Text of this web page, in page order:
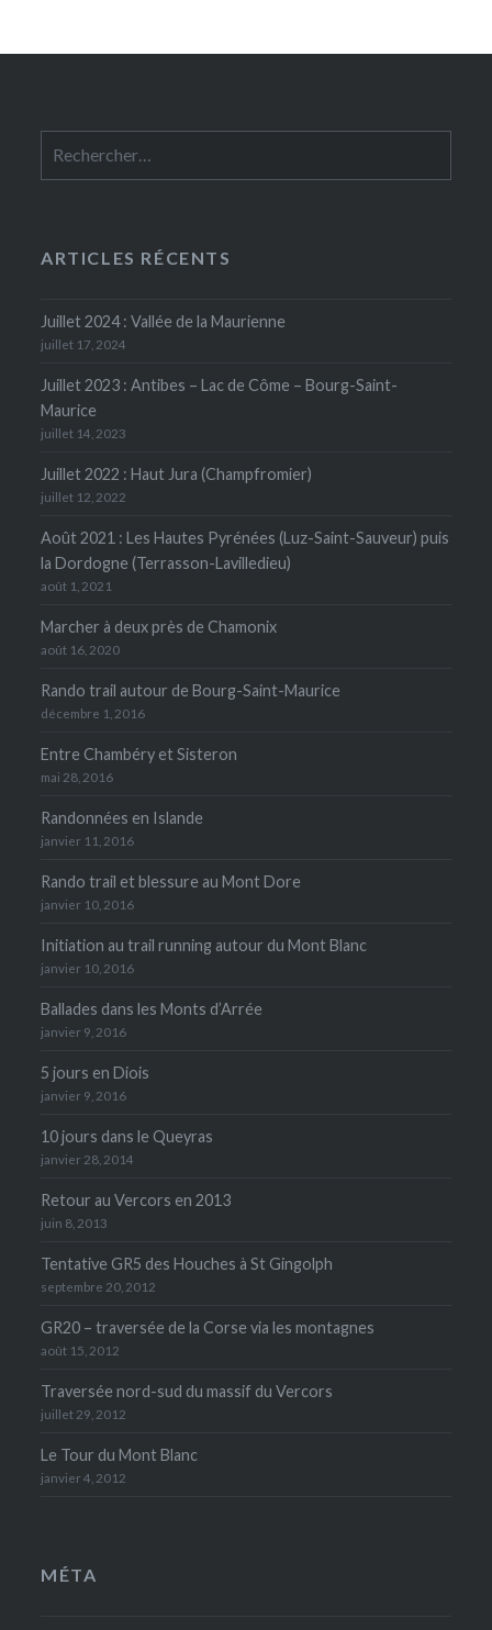
ARTICLES RÉCENTS
Juillet 2024 : Vallée de la Maurienne
juillet 17, 2024
Juillet 2023 : Antibes – Lac de Côme – Bourg-Saint-
Maurice
juillet 14, 2023
Juillet 2022 : Haut Jura (Champfromier)
juillet 12, 2022
Août 2021 : Les Hautes Pyrénées (Luz-Saint-Sauveur) puis
la Dordogne (Terrasson-Lavilledieu)
août 1, 2021
Marcher à deux près de Chamonix
août 16, 2020
Rando trail autour de Bourg-Saint-Maurice
décembre 1, 2016
Entre Chambéry et Sisteron
mai 28, 2016
Randonnées en Islande
janvier 11, 2016
Rando trail et blessure au Mont Dore
janvier 10, 2016
Initiation au trail running autour du Mont Blanc
janvier 10, 2016
Ballades dans les Monts d’Arrée
janvier 9, 2016
5 jours en Diois
janvier 9, 2016
10 jours dans le Queyras
janvier 28, 2014
Retour au Vercors en 2013
juin 8, 2013
Tentative GR5 des Houches à St Gingolph
septembre 20, 2012
GR20 – traversée de la Corse via les montagnes
août 15, 2012
Traversée nord-sud du massif du Vercors
juillet 29, 2012
Le Tour du Mont Blanc
janvier 4, 2012
MÉTA